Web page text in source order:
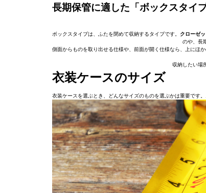
長期保管に適した「ボックスタイプ
ボックスタイプは、ふたを閉めて収納するタイプです。 クローゼ
のや、長
側面からものを取り出せる仕様や、前面が開く仕様なら、上にほ
収納したい場
衣装ケースのサイズ
衣装ケースを選ぶとき、どんなサイズのものを選ぶかは重要です